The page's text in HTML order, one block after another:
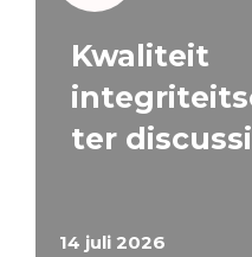
14 juli 2026
Kwaliteit
ter